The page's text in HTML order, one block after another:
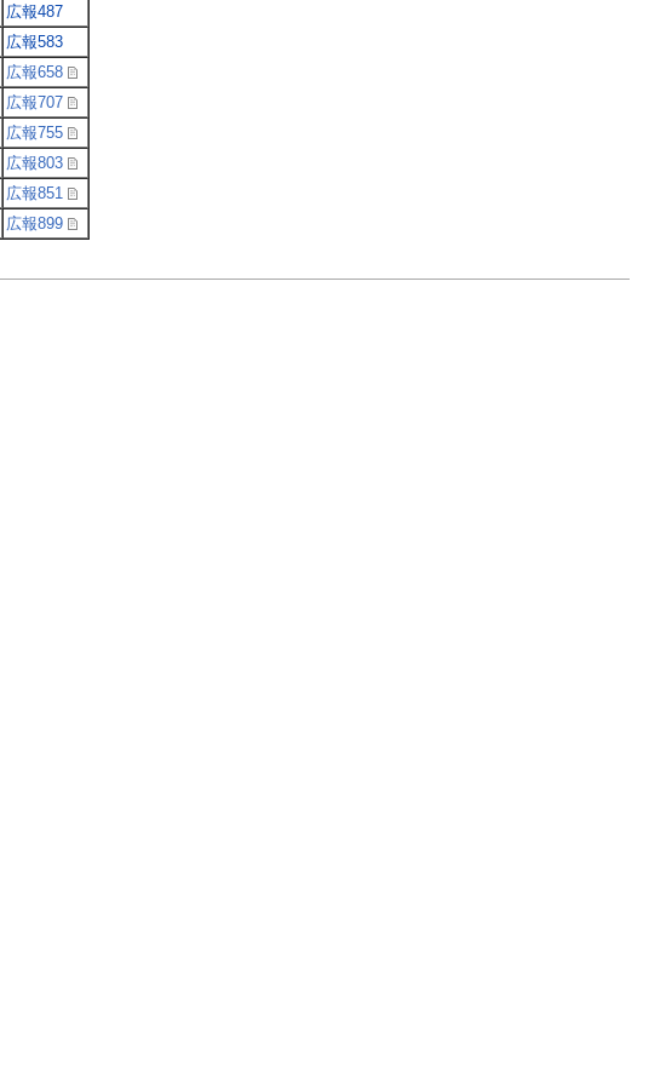
広報487
広報583
広報658
広報707
広報755
広報803
広報851
広報899